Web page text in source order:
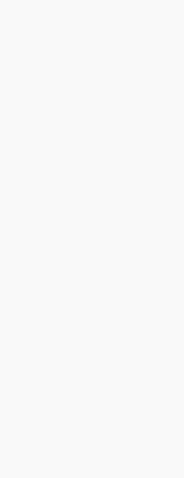
，一连六个月的「快乐可
作坊已圆满举行。活动超
委员及家庭发展基金总干事
健康的孩子之道，期望为